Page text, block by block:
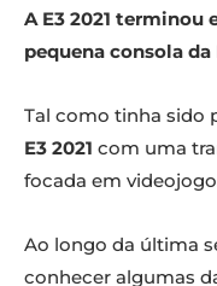
A E3 2021 terminou
pequena consola
Tal como tinha sido
E3 2021 com uma
focada em
Ao longo da última
conhecer algumas